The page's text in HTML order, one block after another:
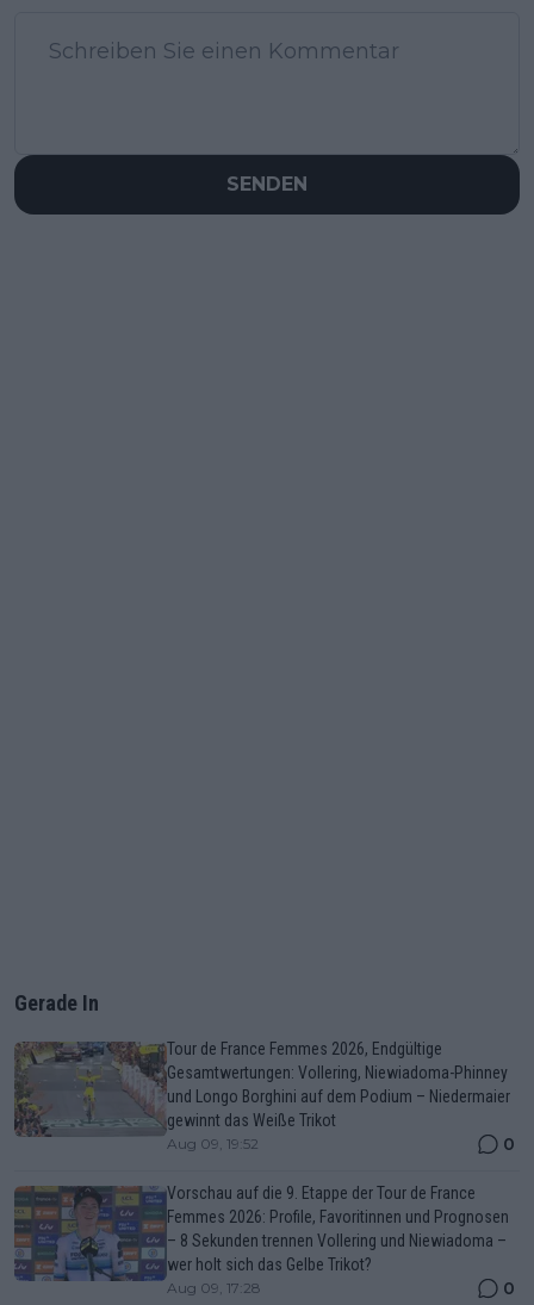
SENDEN
Gerade In
Tour de France Femmes 2026, Endgültige
Gesamtwertungen: Vollering, Niewiadoma-Phinney
und Longo Borghini auf dem Podium – Niedermaier
gewinnt das Weiße Trikot
Aug 09, 19:52 0
Vorschau auf die 9. Etappe der Tour de France
Femmes 2026: Profile, Favoritinnen und Prognosen
– 8 Sekunden trennen Vollering und Niewiadoma –
wer holt sich das Gelbe Trikot?
Aug 09, 17:28 0